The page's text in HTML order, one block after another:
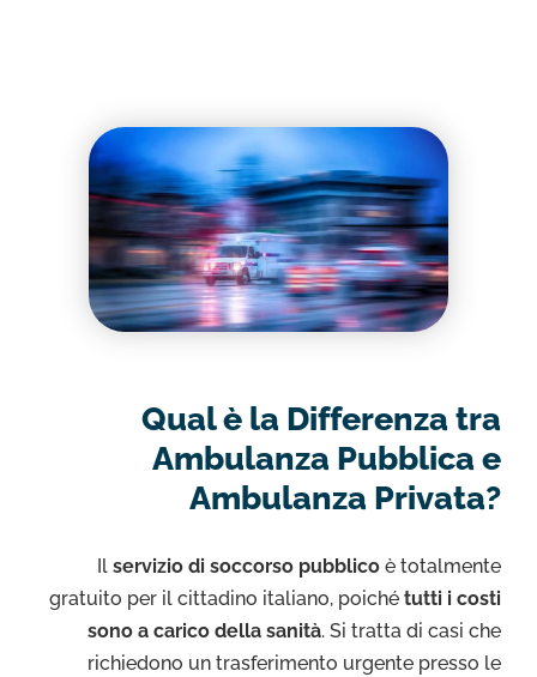
Qual è la Differenza tra
Ambulanza Pubblica e
Ambulanza Privata?
Il servizio di soccorso pubblico è totalmente
gratuito per il cittadino italiano, poiché tutti i costi
sono a carico della sanità. Si tratta di casi che
richiedono un trasferimento urgente presso le